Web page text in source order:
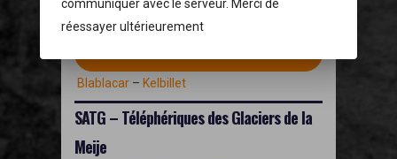
En voiture ou Co-voiturage :
Blablacar – Kelbillet
SATG – Téléphériques des Glaciers de la
Meije
communiquer avec le serveur. Merci de
réessayer ultérieurement